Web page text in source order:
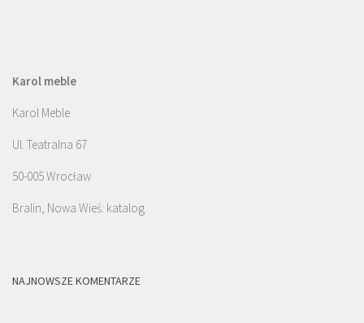
Karol meble
Karol Meble
Ul. Teatralna 67
50-005 Wrocław
Bralin, Nowa Wieś: katalog
NAJNOWSZE KOMENTARZE